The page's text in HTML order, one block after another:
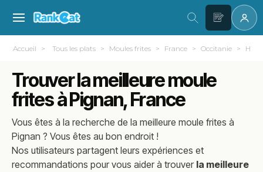
Accueil Tous les plats Moules frites France Occitanie
Trouver la meilleure moule
frites à Pignan, France
Vous êtes à la recherche de la meilleuremoule frites à
Pignan ? Vous êtes au bon endroit !
Nos utilisateurs partagent leurs expériences et
recommandations pour vous aider à trouver la meilleure